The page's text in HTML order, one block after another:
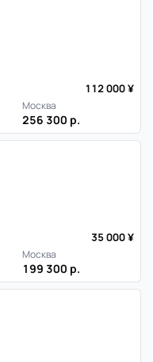
112 000 ¥
Москва
256 300 р.
35 000 ¥
Москва
199 300 р.